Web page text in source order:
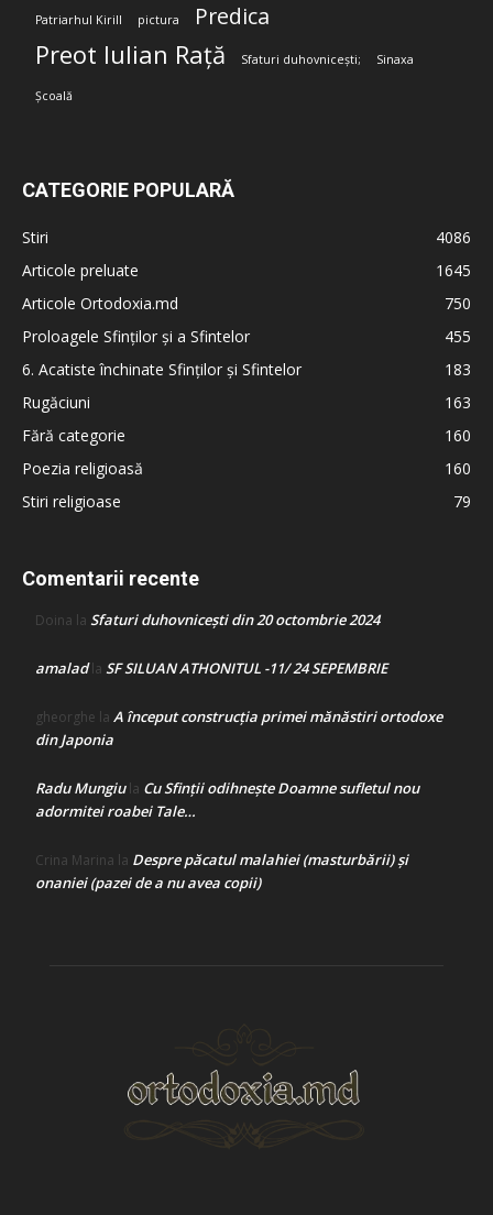
Patriarhul Kirill pictura Predica
Preot Iulian Rață Sfaturi duhovnicești; Sinaxa
Școală
CATEGORIE POPULARĂ
Stiri
4086
Articole preluate
1645
Articole Ortodoxia.md
750
Proloagele Sfinților și a Sfintelor
455
6. Acatiste închinate Sfinților și Sfintelor
183
Rugăciuni
163
Fără categorie
160
Poezia religioasă
160
Stiri religioase
79
Comentarii recente
Doina la Sfaturi duhovnicești din 20 octombrie 2024
amaladla SF SILUAN ATHONITUL -11/ 24 SEPEMBRIE
gheorghe la A început construcţia primei mănăstiri ortodoxe
din Japonia
Radu Mungiula Cu Sfinții odihnește Doamne sufletul nou
adormitei roabei Tale…
Crina Marina la Despre păcatul malahiei (masturbării) şi
onaniei (pazei de a nu avea copii)